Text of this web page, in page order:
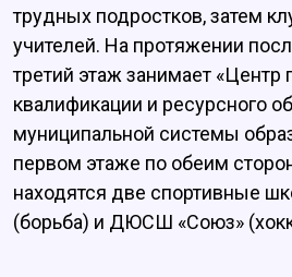
трудных подростков, затем
учителей. На протяжении
третий этаж занимает
квалификации и ресурсного
муниципальной системы
первом этаже по обеим
находятся две спортивные
(борьба) и ДЮСШ «Союз»